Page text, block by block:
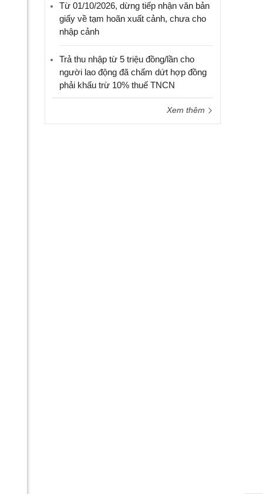
Từ 01/10/2026, dừng tiếp nhận văn bản
giấy về tạm hoãn xuất cảnh, chưa cho
nhập cảnh
Trả thu nhập từ 5 triệu đồng/lần cho
người lao động đã chấm dứt hợp đồng
phải khấu trừ 10% thuế TNCN
Xem thêm